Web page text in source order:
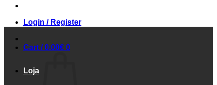
Login / Register
Cart /0.00€ 0
Loja